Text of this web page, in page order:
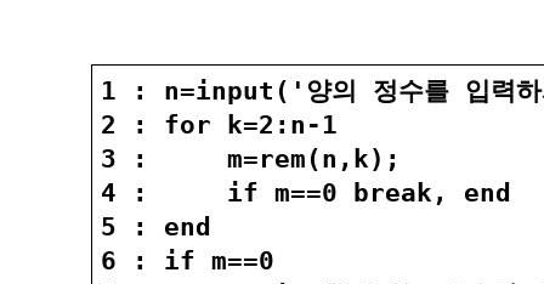
1 : n=input('양의 정수를 입력
2 : for k=2:n-1
3 :     m=rem(n,k);
4 :     if m==0 break, end
5 : end
6 : if m==0